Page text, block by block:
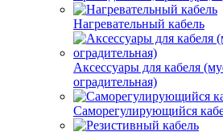
Нагревательный кабель
Аксессуары для кабеля
оградительная)
Саморегулирующийся